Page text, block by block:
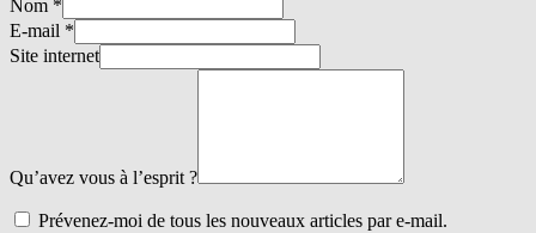
Nom *
E-mail *
Site internet
Qu’avez vous à l’esprit ?
Prévenez-moi de tous les nouveaux articles par e-mail.